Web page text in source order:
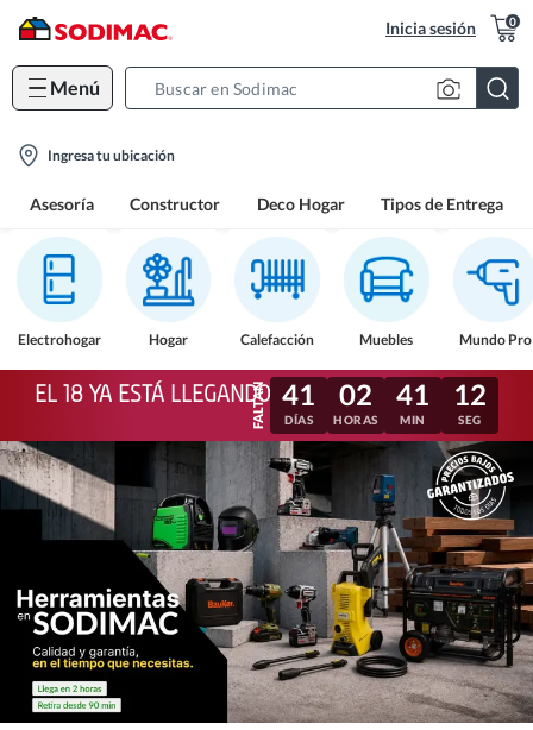
Inicia sesión 0
Menú
location-
Ingresa tu ubicación
Asesoría Constructor Deco Hogar Tipos de Entrega
Electrohogar Hogar Calefacción Muebles Mundo Pro
EL 18 YA ESTÁ LLEGANDO 41
DÍAS
02
HORAS
41
MIN
09
SEG